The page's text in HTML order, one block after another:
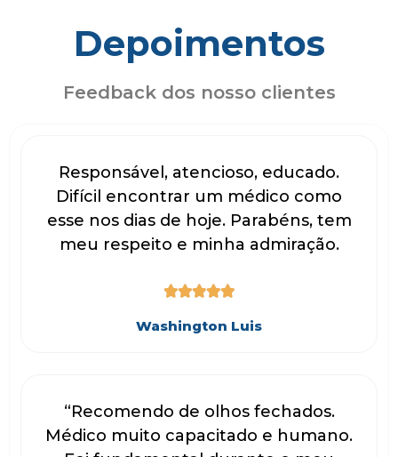
Depoimentos
Feedback dos nosso clientes
Responsável, atencioso, educado.
Difícil encontrar um médico como
esse nos dias de hoje. Parabéns, tem
meu respeito e minha admiração.

Washington Luis
“Recomendo de olhos fechados.
Médico muito capacitado e humano.